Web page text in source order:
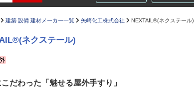
建築 設備 建材メーカー一覧 矢崎化工株式会社 NEXTAIL®(ネクステール)
ネクステール)
だわった「魅せる屋外手すり」